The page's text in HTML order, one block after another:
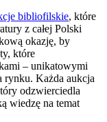
bibliofilskie, które
z całej Polski
okazję, by
które
– unikatowymi
rynku. Każda aukcja
odzwierciedla
wiedzę na temat